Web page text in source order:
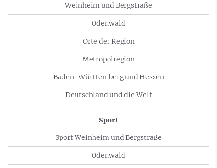
Weinheim und Bergstraße
Odenwald
Orte der Region
Metropolregion
Baden-Württemberg und Hessen
Deutschland und die Welt
Sport
Sport Weinheim und Bergstraße
Odenwald